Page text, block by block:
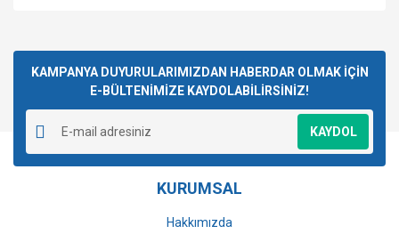
Yorum Yaz
kullanarak tarafımıza iletebilirsiniz.
Görüş ve önerileriniz için teşekkür ederiz.
Ürün resmi kalitesiz, bozuk veya görüntülenemiyor.
Ürün açıklamasında eksik bilgiler bulunuyor.
Ürün bilgilerinde hatalar bulunuyor.
Ürün fiyatı diğer sitelerden daha pahalı.
KAMPANYA DUYURULARIMIZDAN HABERDAR OLMAK İÇİN
E-BÜLTENİMİZE KAYDOLABİLİRSİNİZ!
KAYDOL
KURUMSAL
Hakkımızda